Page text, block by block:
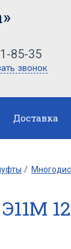
85-35
звонок
Доставка